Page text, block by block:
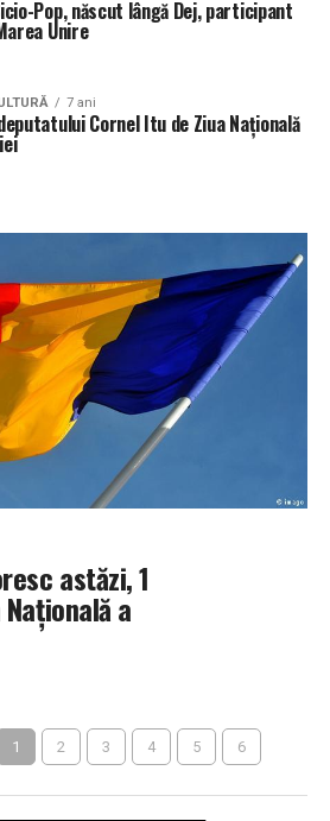
Pop, născut lângă Dej, participant
Unire
7 ani
Cornel Itu de Ziua Națională
astăzi, 1
a
1 2 3 4 5 6